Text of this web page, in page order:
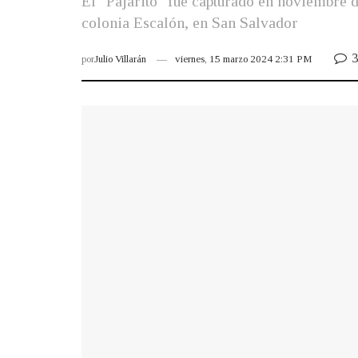
colonia Escalón, en San Salvador
porJulio Villarán viernes, 15 marzo 2024 2:31 PM 3